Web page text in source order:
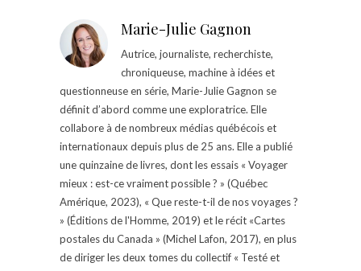
Marie-Julie Gagnon
Autrice, journaliste, recherchiste,
chroniqueuse, machine à idées et
questionneuse en série, Marie-Julie Gagnon se
définit d’abord comme une exploratrice. Elle
collabore à de nombreux médias québécois et
internationaux depuis plus de 25 ans. Elle a publié
une quinzaine de livres, dont les essais « Voyager
mieux : est-ce vraiment possible ? » (Québec
Amérique, 2023), « Que reste-t-il de nos voyages ?
» (Éditions de l'Homme, 2019) et le récit «Cartes
postales du Canada » (Michel Lafon, 2017), en plus
de diriger les deux tomes du collectif « Testé et